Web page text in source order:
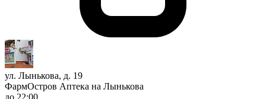
ул. Лынькова, д. 19
ФармОстров Аптека на Лынькова
до 22:00